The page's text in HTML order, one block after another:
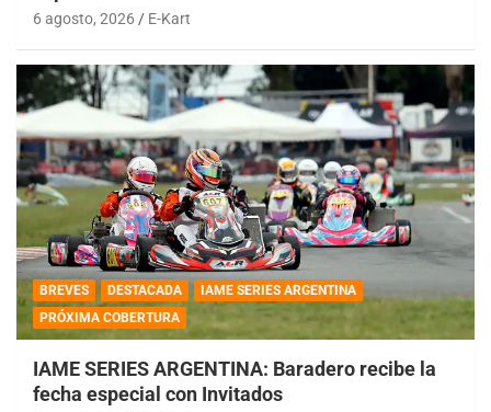
6 agosto, 2026 E-Kart
BREVES DESTACADA
IAME SERIES ARGENTINA
PRÓXIMA COBERTURA
IAME SERIES ARGENTINA: Baradero recibe la
fecha especial con Invitados